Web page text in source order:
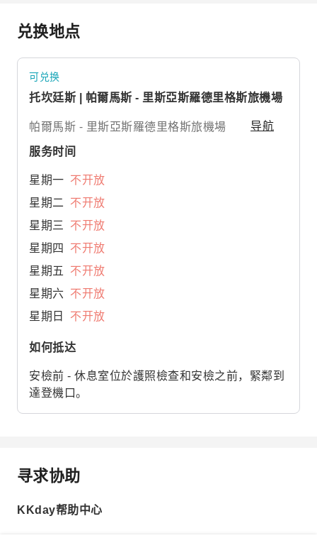
兑换地点
可兑换
托坎廷斯 | 帕爾馬斯 - 里斯亞斯羅德里格斯旅機場
帕爾馬斯 - 里斯亞斯羅德里格斯旅機場 导航
服务时间
星期一 不开放
星期二
不开放
星期三
不开放
星期四
不开放
星期五
不开放
星期六 不开放
星期日
不开放
如何抵达
安檢前 - 休息室位於護照檢查和安檢之前，緊鄰到
達登機口。
寻求协助
KKday帮助中心